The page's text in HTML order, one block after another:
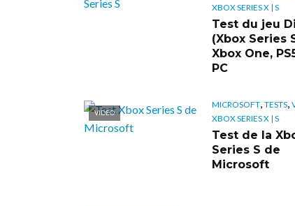
XBOX SERIES X | S
Test du jeu
(Xbox Series
Xbox One,
PC
VIDÉO
MICROSOFT, TESTS,
XBOX SERIES X | S
Test de la
Series S de
Microsoft